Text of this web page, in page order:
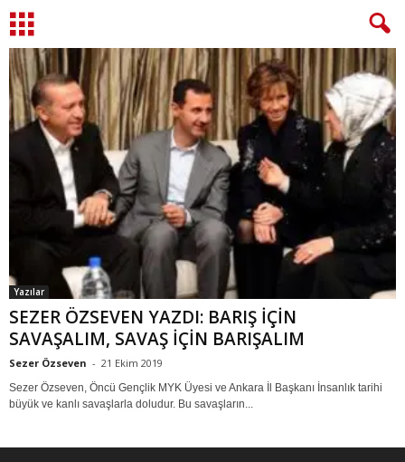
Yazılar
SEZER ÖZSEVEN YAZDI: BARIŞ İÇİN
SAVAŞALIM, SAVAŞ İÇİN BARIŞALIM
Sezer Özseven - 21 Ekim 2019
Sezer Özseven, Öncü Gençlik MYK Üyesi ve Ankara İl Başkanı İnsanlık tarihi
büyük ve kanlı savaşlarla doludur. Bu savaşların...